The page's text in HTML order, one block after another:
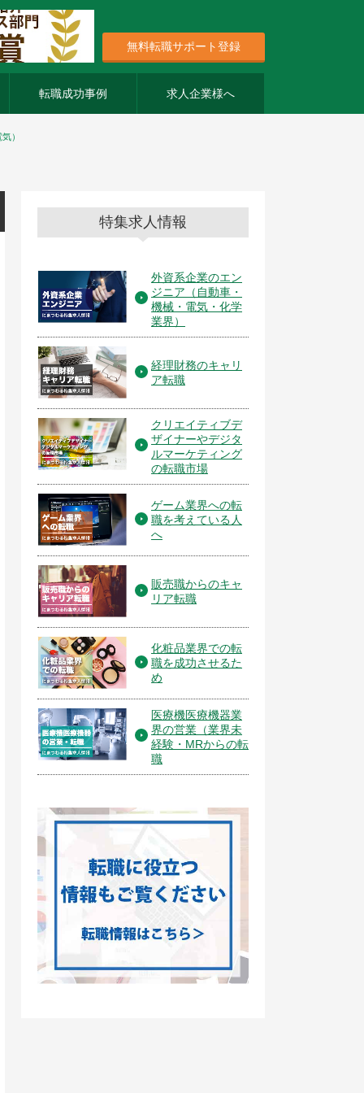
無料転職サポート登録
転職成功事例 求人企業様へ
）
特集求人情報
外資系企業のエン
ジニア（自動車・
機械・電気・化学
業界）
経理財務のキャリ
ア転職
クリエイティブデ
ザイナーやデジタ
ルマーケティング
の転職市場
ゲーム業界への転
職を考えている人
へ
販売職からのキャ
リア転職
化粧品業界での転
職を成功させるた
め
医療機医療機器業
界の営業（業界未
経験・MRからの転
職